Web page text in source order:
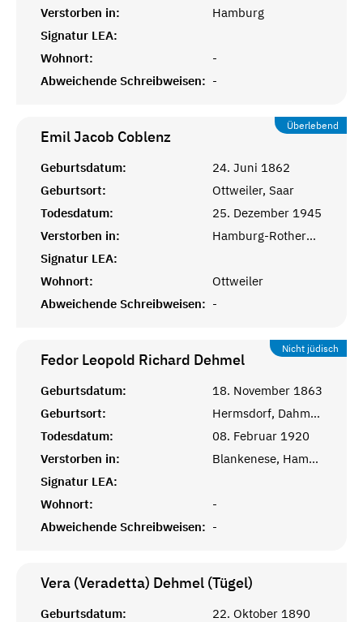
Verstorben in:
Hamburg
Signatur LEA:
Wohnort:
-
Abweichende Schreibweisen: -
Überlebend
Emil Jacob Coblenz
Geburtsdatum:
24. Juni 1862
Geburtsort:
Ottweiler, Saar
Todesdatum:
25. Dezember 1945
Verstorben in:
Hamburg-Rotherbaum
Signatur LEA:
Wohnort:
Ottweiler
Abweichende Schreibweisen: -
Nicht jüdisch
Fedor Leopold Richard Dehmel
Geburtsdatum:
18. November 1863
Geburtsort:
Hermsdorf, Dahme-Spreewald, Brandenburg
Todesdatum:
08. Februar 1920
Verstorben in:
Blankenese, Hamburg
Signatur LEA:
Wohnort:
-
Abweichende Schreibweisen: -
Vera (Veradetta) Dehmel (Tügel)
Geburtsdatum:
22. Oktober 1890